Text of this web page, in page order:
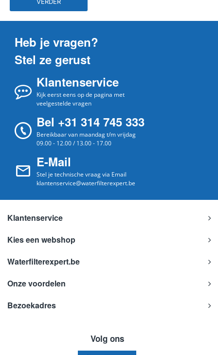
Heb je vragen?
Stel ze gerust
Klantenservice
Kijk eerst eens op de pagina met
veelgestelde vragen
Bel +31 314 745 333
Bereikbaar van maandag t/m vrijdag
09.00 - 12.00 / 13.00 - 17.00
E-Mail
Stel je technische vraag via Email
klantenservice@waterfilterexpert.be
Klantenservice
Kies een webshop
Waterfilterexpert.be
Onze voordelen
Bezoekadres
Volg ons